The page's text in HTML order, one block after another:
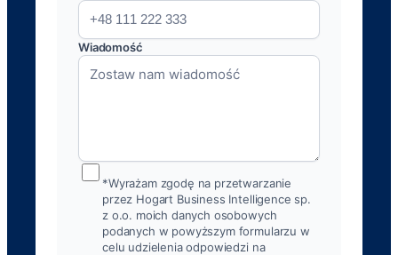
Wiadomość
*Wyrażam zgodę na przetwarzanie
przez Hogart Business Intelligence sp.
z o.o. moich danych osobowych
podanych w powyższym formularzu w
celu udzielenia odpowiedzi na